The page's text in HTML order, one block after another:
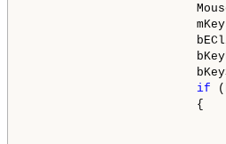
mKeys   =
bEClick  =
bKeyBuy  =
bKeySell =
if
{